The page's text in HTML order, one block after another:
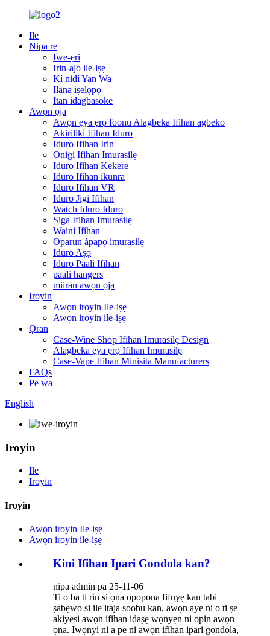
Ile
Nipa re
Iwe-ẹri
Irin-ajo ile-iṣẹ
Kí nìdí Yan Wa
Ilana iṣelọpọ
Itan idagbasoke
Awọn ọja
Awọn ẹya ẹrọ foonu Alagbeka Ifihan agbeko
Akiriliki Ifihan Iduro
Iduro Ifihan Irin
Onigi Ifihan Imurasilẹ
Iduro Ifihan Kekere
Iduro Ifihan ikunra
Iduro Ifihan VR
Iduro Jigi Ifihan
Watch Iduro Iduro
Siga Ifihan Imurasilẹ
Waini Ifihan
Oparun àpapọ imurasilẹ
Iduro Aṣọ
Iduro Paali Ifihan
paali hangers
miiran awọn ọja
Iroyin
Awọn iroyin Ile-iṣẹ
Awọn iroyin ile-iṣẹ
Ọran
Case-Wine Shop Ifihan Imurasilẹ Design
Alagbeka ẹya ẹrọ Ifihan Imurasilẹ
Case-Vape Ifihan Minisita Manufacturers
FAQs
Pe wa
English
Iroyin
Ile
Iroyin
Iroyin
Awọn iroyin Ile-iṣẹ
Awọn iroyin ile-iṣẹ
Kini Ifihan Ipari Gondola kan?
nipa admin pa 25-11-06
Ti o ba ti rin si ọna opopona fifuyẹ kan tabi
ṣabẹwo si ile itaja soobu kan, awọn aye ni o ti ṣe
akiyesi awọn ifihan idaṣẹ wọnyẹn ni opin awọn
ọna. Iwọnyi ni a pe ni awọn ifihan ipari gondola,